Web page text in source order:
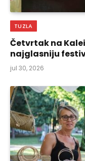
TUZLA
Četvrtak na
najglasniju
jul 30, 2026